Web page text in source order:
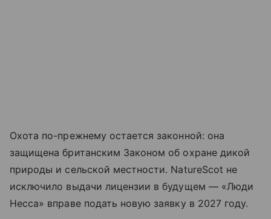
Охота по-прежнему остается законной: она
защищена британским Законом об охране дикой
природы и сельской местности. NatureScot не
исключило выдачи лицензии в будущем — «Люди
Несса» вправе подать новую заявку в 2027 году.